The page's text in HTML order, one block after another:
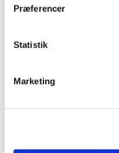
Præferencer
Statistik
MarketingDu vil